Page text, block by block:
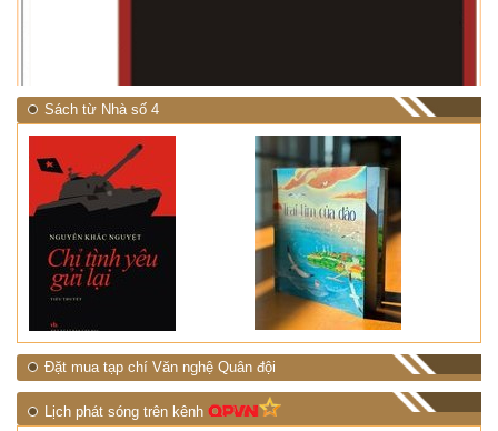
Sách từ Nhà số 4
Đặt mua tạp chí Văn nghệ Quân đội
Lịch phát sóng trên kênh